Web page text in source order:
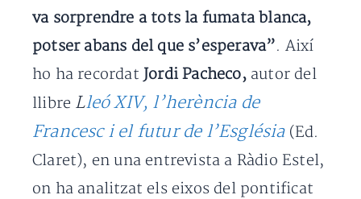
va sorprendre a tots la fumata blanca,
potser abans del que s’esperava”. Així
ho ha recordat Jordi Pacheco,autor del
llibre Lleó XIV, l’herència de
Francesc i el futur de l’Església(Ed.
Claret), en una entrevista a Ràdio Estel,
on ha analitzat els eixos del pontificat